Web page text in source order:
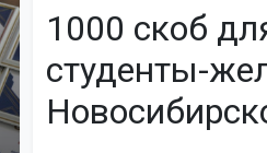
1000 скоб
студенты-